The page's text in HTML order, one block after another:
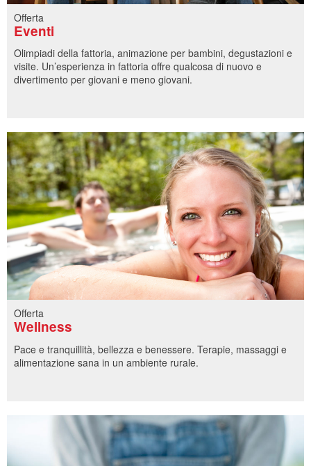
Offerta
Eventi
Olimpiadi della fattoria, animazione per bambini, degustazioni e
visite. Un’esperienza in fattoria offre qualcosa di nuovo e
divertimento per giovani e meno giovani.
Offerta
Wellness
Pace e tranquillità, bellezza e benessere. Terapie, massaggi e
alimentazione sana in un ambiente rurale.